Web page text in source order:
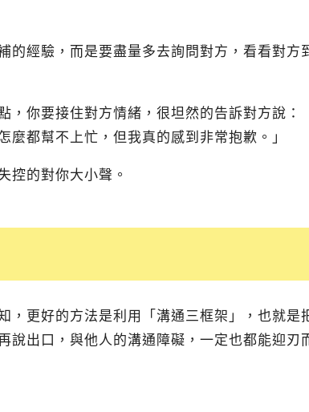
的經驗，而是要盡量多去詢問對方，看看對方
，你要接住對方情緒，很坦然的告訴對方說：
都幫不上忙，但我真的感到非常抱歉。」
控的對你大小聲。
更好的方法是利用「溝通三框架」，也就是
說出口，與他人的溝通障礙，一定也都能迎刃